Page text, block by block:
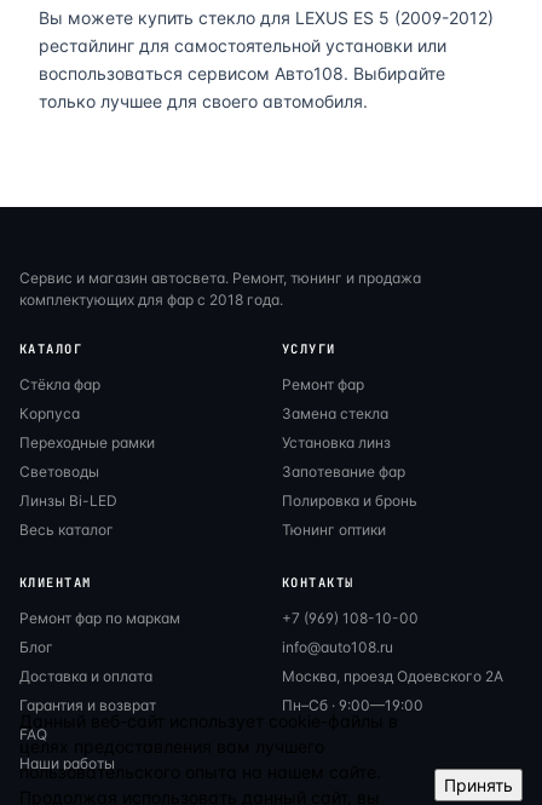
Вы можете купить стекло для LEXUS ES 5 (2009-2012)
рестайлинг для самостоятельной установки или
воспользоваться сервисом Авто108. Выбирайте
только лучшее для своего автомобиля.
Сервис и магазин автосвета. Ремонт, тюнинг и продажа
комплектующих для фар с 2018 года.
КАТАЛОГ
Стёкла фар
Корпуса
Переходные рамки
Световоды
Линзы Bi-LED
Весь каталог
УСЛУГИ
Ремонт фар
Замена стекла
Установка линз
Запотевание фар
Полировка и бронь
Тюнинг оптики
КЛИЕНТАМ
Ремонт фар по маркам
Блог
Доставка и оплата
Гарантия и возврат
FAQ
Наши работы
КОНТАКТЫ
+7 (969) 108-10-00
info@auto108.ru
Москва, проезд Одоевского 2А
Пн–Сб · 9:00—19:00
Данный веб-сайт использует cookie-файлы в
целях предоставления вам лучшего
пользовательского опыта на нашем сайте.
Принять